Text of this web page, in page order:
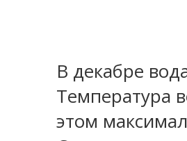
В декабре
Температура
этом